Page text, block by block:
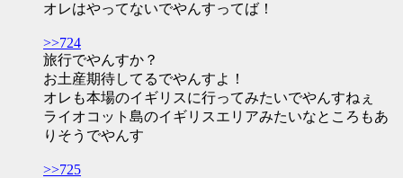
オレはやってないでやんすってば！
>>724
旅行でやんすか？
お土産期待してるでやんすよ！
オレも本場のイギリスに行ってみたいでやんすねぇ
ライオコット島のイギリスエリアみたいなところもあ
りそうでやんす
>>725